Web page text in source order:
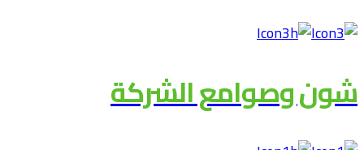
شون وصوامع الشركة